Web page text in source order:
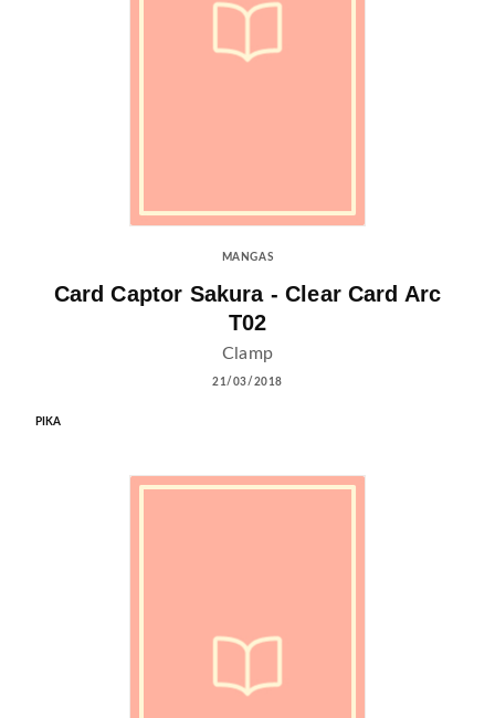
MANGAS
Card Captor Sakura - Clear Card Arc
T02
Clamp
21/03/2018
PIKA